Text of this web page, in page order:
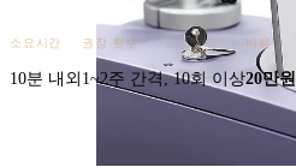
소요시간
10분 내외
권장 횟수
1~2주 간격, 10회 이상
비용
20만원